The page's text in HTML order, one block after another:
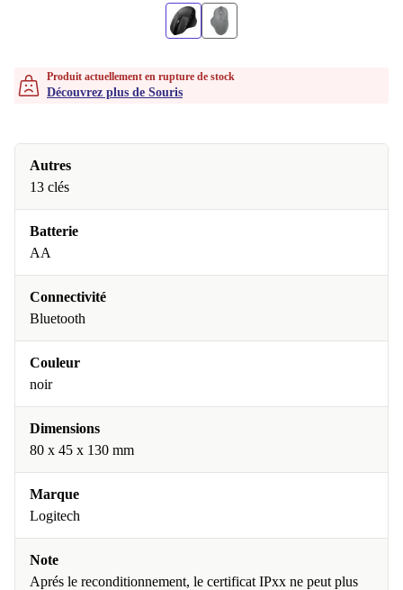
Produit actuellement en rupture de stock
Découvrez plus de Souris
Autres
13 clés
Batterie
AA
Connectivité
Bluetooth
Couleur
noir
Dimensions
80 x 45 x 130 mm
Marque
Logitech
Note
Aprés le reconditionnement, le certificat IPxx ne peut plus